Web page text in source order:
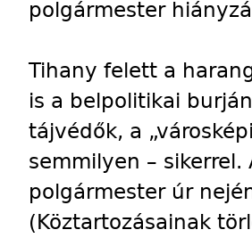
polgármester
Tihany felett a
is a belpolitikai
tájvédők, a
semmilyen –
polgármester úr
(Köztartozásainak